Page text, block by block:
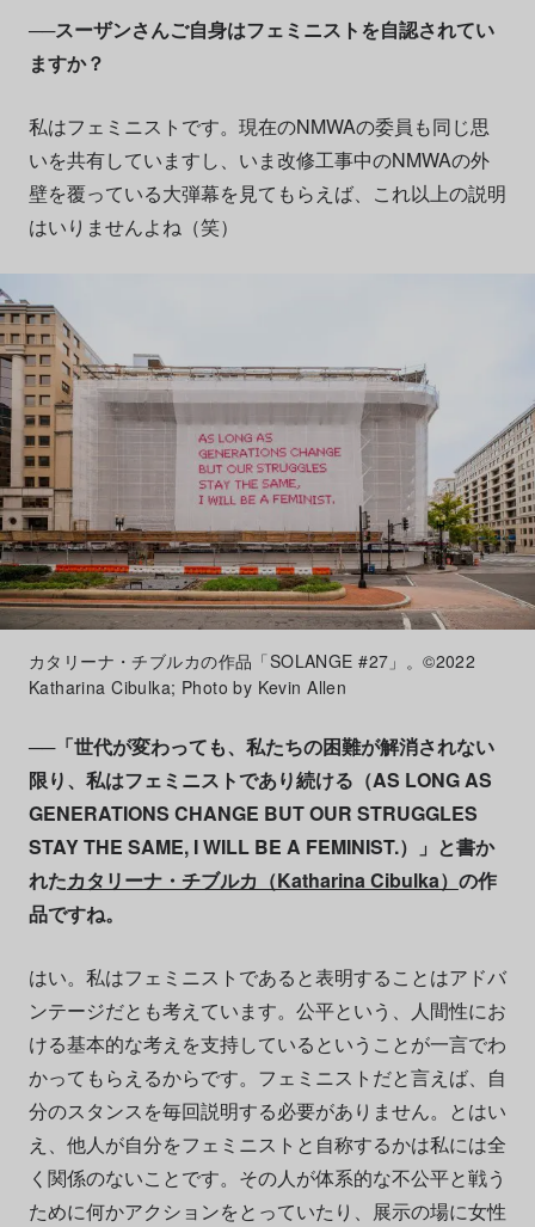
──スーザンさんご自身はフェミニストを自認されてい
ますか？
私はフェミニストです。現在のNMWAの委員も同じ思
いを共有していますし、いま改修工事中のNMWAの外
壁を覆っている大弾幕を見てもらえば、これ以上の説明
はいりませんよね（笑）
カタリーナ・チブルカの作品「SOLANGE #27」。©2022
Katharina Cibulka; Photo by Kevin Allen
──「世代が変わっても、私たちの困難が解消されない
限り、私はフェミニストであり続ける（AS LONG AS
GENERATIONS CHANGE BUT OUR STRUGGLES
STAY THE SAME, I WILL BE A FEMINIST.）」と書か
れたカタリーナ・チブルカ（Katharina Cibulka） の作
品ですね。
はい。私はフェミニストであると表明することはアドバ
ンテージだとも考えています。公平という、人間性にお
ける基本的な考えを支持しているということが一言でわ
かってもらえるからです。フェミニストだと言えば、自
分のスタンスを毎回説明する必要がありません。とはい
え、他人が自分をフェミニストと自称するかは私には全
く関係のないことです。その人が体系的な不公平と戦う
ために何かアクションをとっていたり、展示の場に女性